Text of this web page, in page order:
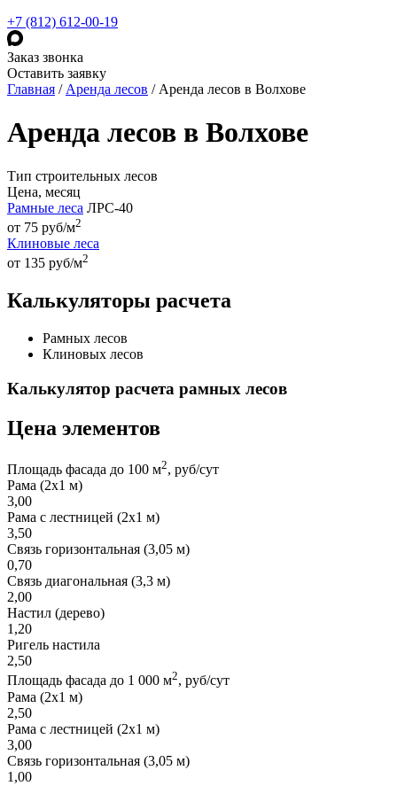
+7 (812) 612-00-19
Заказ звонка
Оставить заявку
Главная / Аренда лесов / Аренда лесов в Волхове
Аренда лесов в Волхове
Тип строительных лесов
Цена, месяц
Рамные леса ЛРС-40
от 75 руб/м2
Клиновые леса
от 135 руб/м2
Калькуляторы расчета
Рамных лесов
Клиновых лесов
Калькулятор расчета рамных лесов
Цена элементов
Площадь фасада до 100 м2, руб/сут
Рама (2х1 м)
3,00
Рама с лестницей (2х1 м)
3,50
Связь горизонтальная (3,05 м)
0,70
Связь диагональная (3,3 м)
2,00
Настил (дерево)
1,20
Ригель настила
2,50
Площадь фасада до 1 000 м2, руб/сут
Рама (2х1 м)
2,50
Рама с лестницей (2х1 м)
3,00
Связь горизонтальная (3,05 м)
1,00